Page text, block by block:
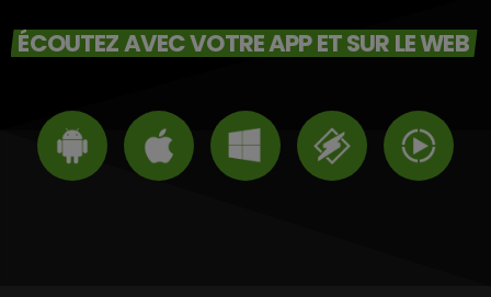
ÉCOUTEZ AVEC VOTRE APP ET SUR LE WEB